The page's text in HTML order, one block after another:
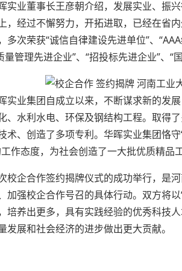
业董事长王彦朝介绍，发展实业、振兴
，经过不懈努力，开拓进取，已经在省
多次荣获“诚信自律建设先进单位”、
量管理先进企业”、“招投标先进企业”、
业集团自成立以来，不断谋求新的发展
、水利水电、环保及钢结构工程。取得
术、创造了多项专利。华晖实业集团恪
作态度，为社会创造了一大批优质精品
企合作签约揭牌仪式的成功举行，是河
加强校企合作号召的具体行动。双方将
培养出更多，具有实践经验的优秀科技
发展和社会经济的进步做出更大贡献。